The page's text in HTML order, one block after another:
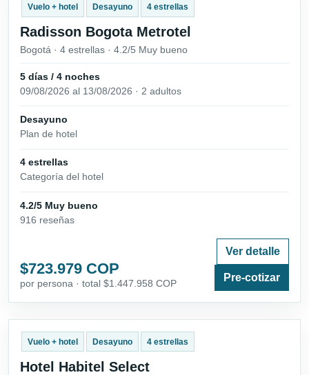
Vuelo + hotel Desayuno 4 estrellas
Radisson Bogota Metrotel
Bogotá · 4 estrellas · 4.2/5 Muy bueno
5 días / 4 noches
09/08/2026 al 13/08/2026 · 2 adultos
Desayuno
Plan de hotel
4 estrellas
Categoría del hotel
4.2/5 Muy bueno
916 reseñas
$723.979 COP
por persona · total $1.447.958 COP
Ver detalle
Pre-cotizar
Vuelo + hotel Desayuno 4 estrellas
Hotel Habitel Select